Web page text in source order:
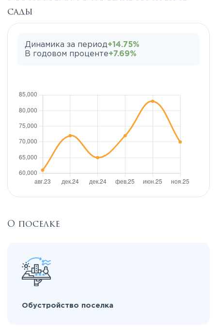
сады
Динамика за период+14.75%
В годовом проценте+7.69%
О поселке
Обустройство поселка